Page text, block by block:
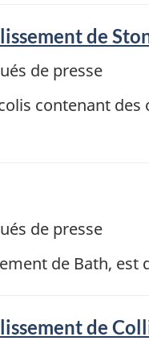
de
de presse
contenant
de presse
de Bath,
de